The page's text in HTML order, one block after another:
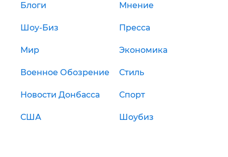
Блоги Мнение
Шоу-Биз Пресса
Мир Экономика
Военное Обозрение Стиль
Новости Донбасса Спорт
США Шоубиз